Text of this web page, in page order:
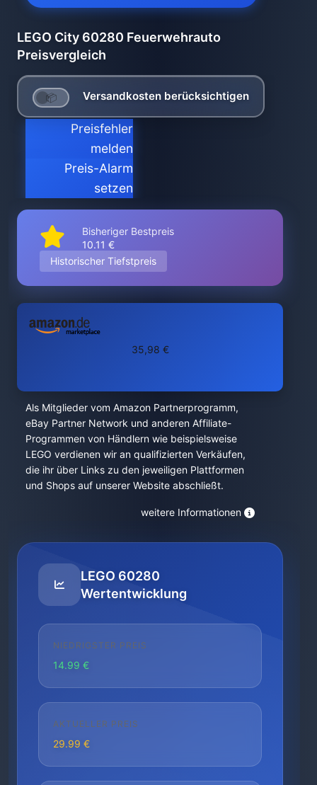
LEGO City 60280 Feuerwehrauto
Preisvergleich
Versandkosten berücksichtigen
Preisfehler
melden
Preis-Alarm
setzen
Bisheriger Bestpreis
10.11 €
Historischer Tiefstpreis
35,98 €
Als Mitglieder vom Amazon Partnerprogramm,
eBay Partner Network und anderen Affiliate-
Programmen von Händlern wie beispielsweise
LEGO verdienen wir an qualifizierten Verkäufen,
die ihr über Links zu den jeweiligen Plattformen
und Shops auf unserer Website abschließt.
weitere Informationen
LEGO 60280
Wertentwicklung
NIEDRIGSTER PREIS
14.99 €
AKTUELLER PREIS
29.99 €